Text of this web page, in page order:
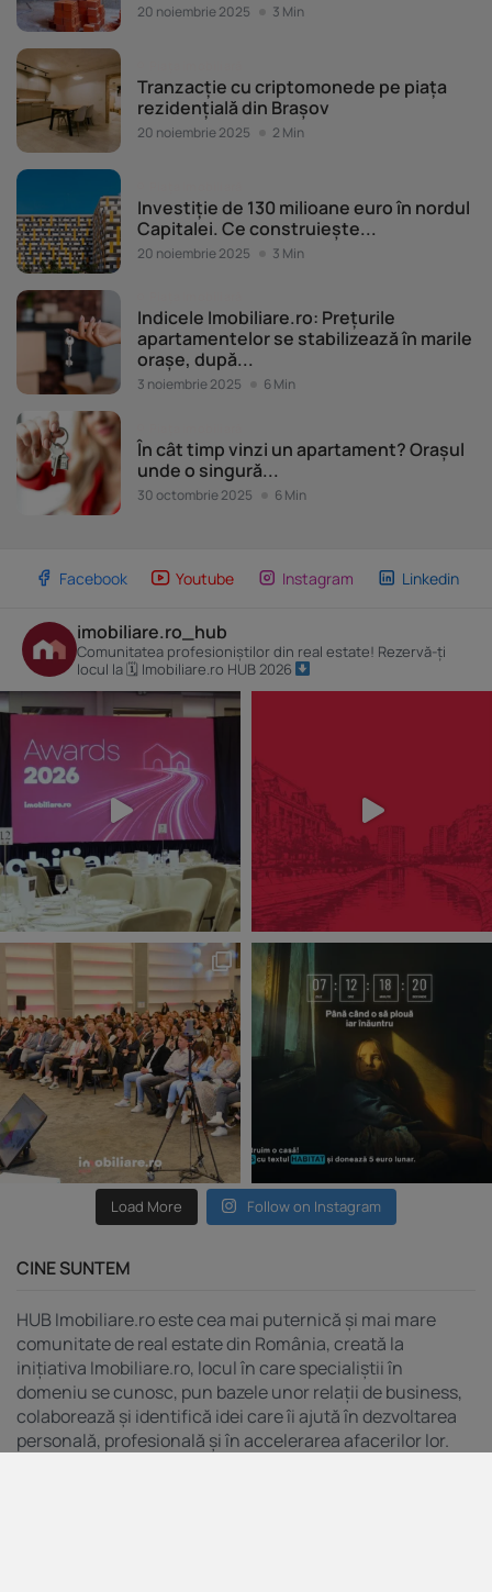
20 noiembrie 2025 3 Min
Tranzacție cu criptomonede pe piața
rezidențială din Brașov
20 noiembrie 2025 2 Min
Investiție de 130 milioane euro în nordul
Capitalei. Ce construiește...
20 noiembrie 2025 3 Min
Indicele Imobiliare.ro: Prețurile
apartamentelor se stabilizează în marile
orașe, după...
3 noiembrie 2025 6 Min
În cât timp vinzi un apartament? Orașul
unde o singură...
30 octombrie 2025 6 Min
Facebook Youtube Instagram Linkedin
imobiliare.ro_hub
Comunitatea profesioniștilor din real estate! Rezervă-ți
locul la 🗓 Imobiliare.ro HUB 2026
Load More Follow on Instagram
CINE SUNTEM
HUB Imobiliare.ro este cea mai puternică și mai mare
comunitate de real estate din România, creată la
inițiativa Imobiliare.ro, locul în care specialiștii în
domeniu se cunosc, pun bazele unor relații de business,
colaborează și identifică idei care îi ajută în dezvoltarea
personală, profesională și în accelerarea afacerilor lor.